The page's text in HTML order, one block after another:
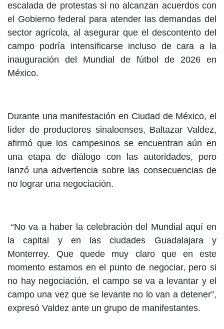
escalada de protestas si no alcanzan acuerdos con
el Gobierno federal para atender las demandas del
sector agrícola, al asegurar que el descontento del
campo podría intensificarse incluso de cara a la
inauguración del Mundial de fútbol de 2026 en
México.
Durante una manifestación en Ciudad de México, el
líder de productores sinaloenses, Baltazar Valdez,
afirmó que los campesinos se encuentran aún en
una etapa de diálogo con las autoridades, pero
lanzó una advertencia sobre las consecuencias de
no lograr una negociación.
“No va a haber la celebración del Mundial aquí en
la capital y en las ciudades Guadalajara y
Monterrey. Que quede muy claro que en este
momento estamos en el punto de negociar, pero si
no hay negociación, el campo se va a levantar y el
campo una vez que se levante no lo van a detener”,
expresó Valdez ante un grupo de manifestantes.